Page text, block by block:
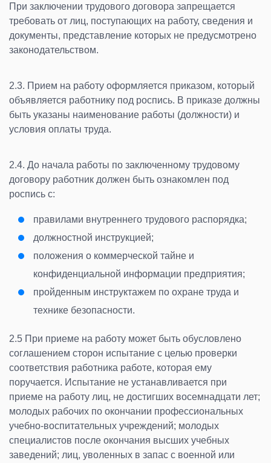
При заключении трудового договора запрещается
требовать от лиц, поступающих на работу, сведения и
документы, представление которых не предусмотрено
законодательством.
2.3. Прием на работу оформляется приказом, который
объявляется работнику под роспись. В приказе должны
быть указаны наименование работы (должности) и
условия оплаты труда.
2.4. До начала работы по заключенному трудовому
договору работник должен быть ознакомлен под
роспись с:
правилами внутреннего трудового распорядка;
должностной инструкцией;
положения о коммерческой тайне и
конфиденциальной информации предприятия;
пройденным инструктажем по охране труда и
технике безопасности.
2.5 При приеме на работу может быть обусловлено
соглашением сторон испытание с целью проверки
соответствия работника работе, которая ему
поручается. Испытание не устанавливается при
приеме на работу лиц, не достигших восемнадцати лет;
молодых рабочих по окончании профессиональных
учебно-воспитательных учреждений; молодых
специалистов после окончания высших учебных
заведений; лиц, уволенных в запас с военной или